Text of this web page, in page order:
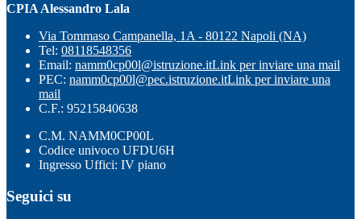
CPIA Alessandro Lala
Via Tommaso Campanella, 1A - 80122 Napoli (NA)
Tel: 08118548356
Email: namm0cp00l@istruzione.itLink per inviare una mail
PEC: namm0cp00l@pec.istruzione.itLink per inviare una
mail
C.F.: 95215840638
C.M. NAMM0CP00L
Codice univoco UFDU6H
Ingresso Uffici: IV piano
Seguici su